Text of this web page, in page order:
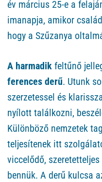
év március 25-e a
imanapja, amikor
hogy a Szűzanya
A harmadik feltűnő
ferences derű. Utunk
szerzetessel és
nyílott találkozni,
Különböző nemzetek
teljesítenek itt
viccelődő,
bennük. A derű kulcsa